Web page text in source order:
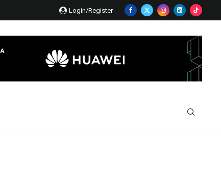
Login/Register